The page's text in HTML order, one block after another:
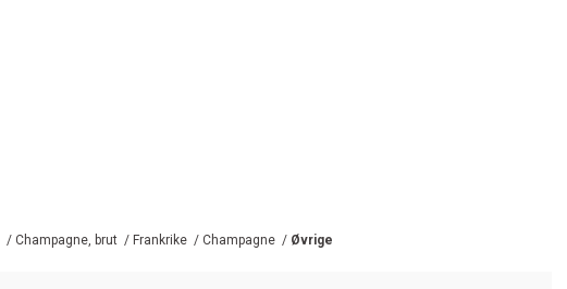
/ Champagne, brut / Frankrike / Champagne / Øvrige